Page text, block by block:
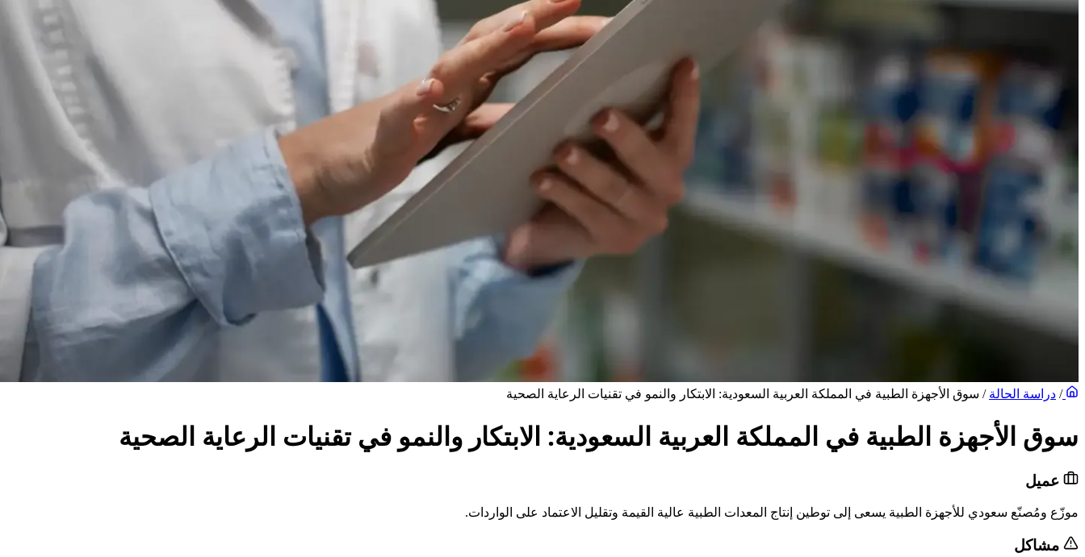
/ دراسة الحالة / سوق الأجهزة الطبية في المملكة العربية السعودية: الابتكار والنمو في تقنيات الرعاية الصحية
سوق الأجهزة الطبية في المملكة العربية السعودية: الابتكار والنمو في تقنيات الرعاية الصحية
عميل
موزّع ومُصنّع سعودي للأجهزة الطبية يسعى إلى توطين إنتاج المعدات الطبية عالية القيمة وتقليل الاعتماد على الواردات.
مشاكل